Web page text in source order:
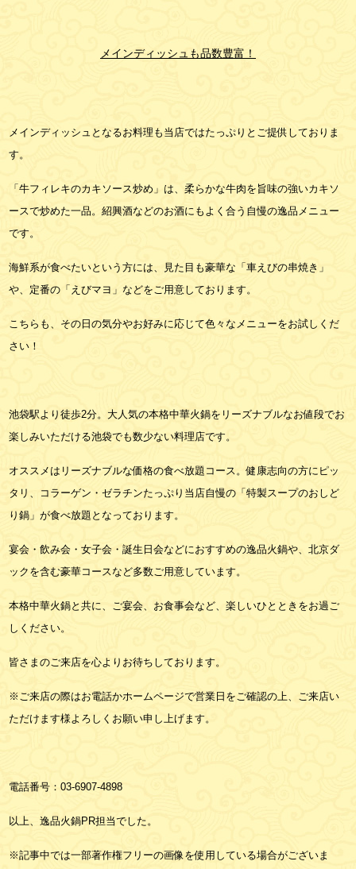
メインディッシュも品数豊富！
メインディッシュとなるお料理も当店ではたっぷりとご提供しておりま
す。
「牛フィレキのカキソース炒め」は、柔らかな牛肉を旨味の強いカキソ
ースで炒めた一品。紹興酒などのお酒にもよく合う自慢の逸品メニュー
です。
海鮮系が食べたいという方には、見た目も豪華な「車えびの串焼き」
や、定番の「えびマヨ」などをご用意しております。
こちらも、その日の気分やお好みに応じて色々なメニューをお試しくだ
さい！
池袋駅より徒歩2分。大人気の本格中華火鍋をリーズナブルなお値段でお
楽しみいただける池袋でも数少ない料理店です。
オススメはリーズナブルな価格の食べ放題コース。健康志向の方にピッ
タリ、コラーゲン・ゼラチンたっぷり当店自慢の「特製スープのおしど
り鍋」が食べ放題となっております。
宴会・飲み会・女子会・誕生日会などにおすすめの逸品火鍋や、北京ダ
ックを含む豪華コースなど多数ご用意しています。
本格中華火鍋と共に、ご宴会、お食事会など、楽しいひとときをお過ご
しください。
皆さまのご来店を心よりお待ちしております。
※ご来店の際はお電話かホームページで営業日をご確認の上、ご来店い
ただけます様よろしくお願い申し上げます。
電話番号：03-6907-4898
以上、逸品火鍋PR担当でした。
※記事中では一部著作権フリーの画像を使用している場合がございま